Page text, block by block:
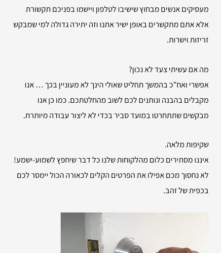
מעסיקים אנשים מבחוץ שישיבו לטלפון ויישמו בפניכם תקשורת
אלא אתם מתקשרים באופן ישיר אתנו וזה יתירה גדולה למי שמבקש
זריזות וישרות.
מה אם עשיתי צעד לא נכון?
אפשרי ואח”כ בהמשך תחליט שאולי הינך לא מעוניין בכך … אנו
מקבלים בהבנה ונותנים לכם לשוב מהחלטתכם. כמו כן אנו
מבקשים שתתחרטו במועד סביר בכדי לא ליצור עבודה מיותרת.
שקיפות מלאה.
איננו מסתירים כלום מהלקוחות שלנו כל דבר שיחפץ לשמוע-ישמע!
לא נחסוך מכם אפילו את הפרטים הקלים לכאורה הכול יימסר לכם
בכפית של זהב.